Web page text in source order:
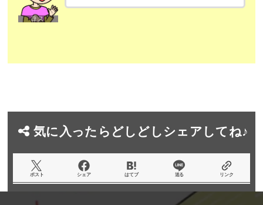
気に入ったらどしどしシェアしてね♪
ポスト シェア はてブ 送る リンク